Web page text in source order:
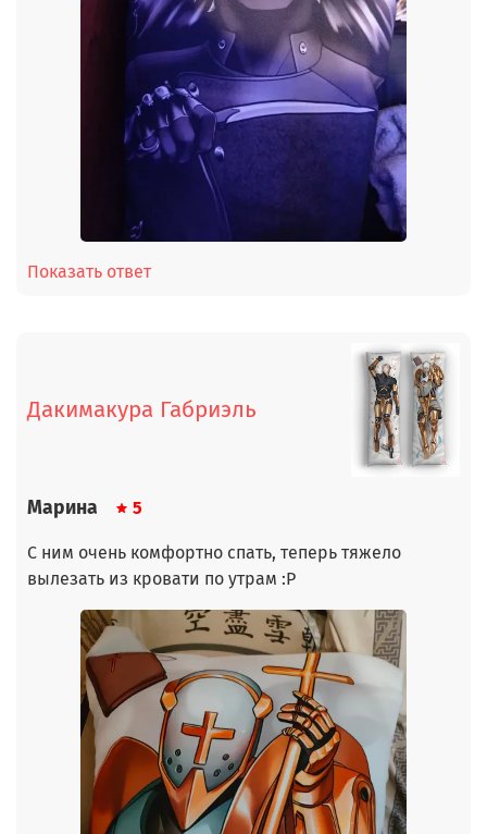
Показать ответ
Дакимакура Габриэль
Марина 5
С ним очень комфортно спать, теперь тяжело
вылезать из кровати по утрам :Р